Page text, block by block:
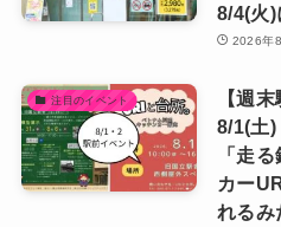
8/4(火)
2026年
注目のイベント
【週
8/1(土)
「走
カー
れるみ